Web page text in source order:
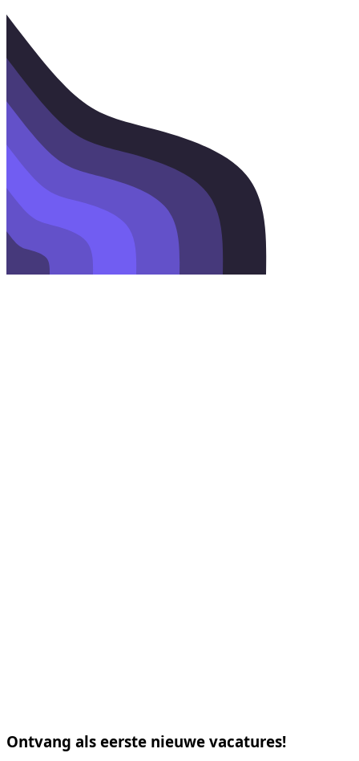
Ontvang als eerste nieuwe vacatures!